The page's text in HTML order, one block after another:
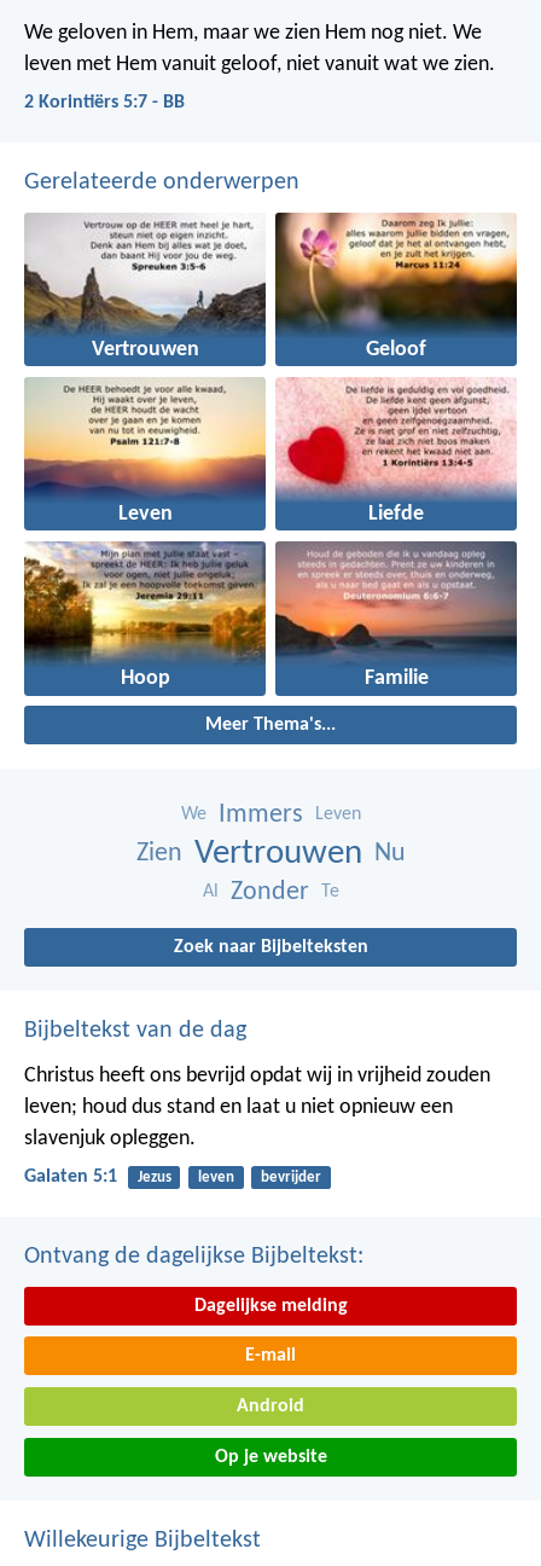
We geloven in Hem, maar we zien Hem nog niet. We
leven met Hem vanuit geloof, niet vanuit wat we zien.
2 Korintiërs 5:7 - BB
Gerelateerde onderwerpen
Vertrouwen Geloof
Leven Liefde
Hoop Familie
Meer Thema's...
We Immers Leven
Zien Vertrouwen Nu
Al Zonder Te
Zoek naar Bijbelteksten
Bijbeltekst van de dag
Christus heeft ons bevrijd opdat wij in vrijheid zouden
leven; houd dus stand en laat u niet opnieuw een
slavenjuk opleggen.
Galaten 5:1 Jezus leven bevrijder
Ontvang de dagelijkse Bijbeltekst:
Dagelijkse melding
E-mail
Android
Op je website
Willekeurige Bijbeltekst